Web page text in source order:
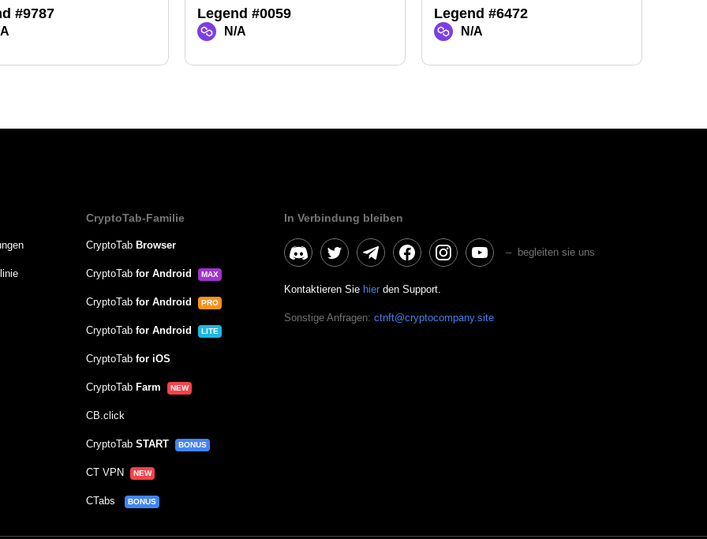
#9787 Legend #0059
N/A
Legend #6472
N/A
CryptoTab-Familie
CryptoTab Browser
CryptoTab for Android MAX
CryptoTab for Android PRO
CryptoTab for Android LITE
CryptoTab for iOS
CryptoTab Farm NEW
CB.click
CryptoTab START BONUS
CT VPN NEW
CTabs BONUS
In Verbindung bleiben
– begleiten sie uns
Kontaktieren Sie hierden Support.
Sonstige Anfragen: ctnft@cryptocompany.site